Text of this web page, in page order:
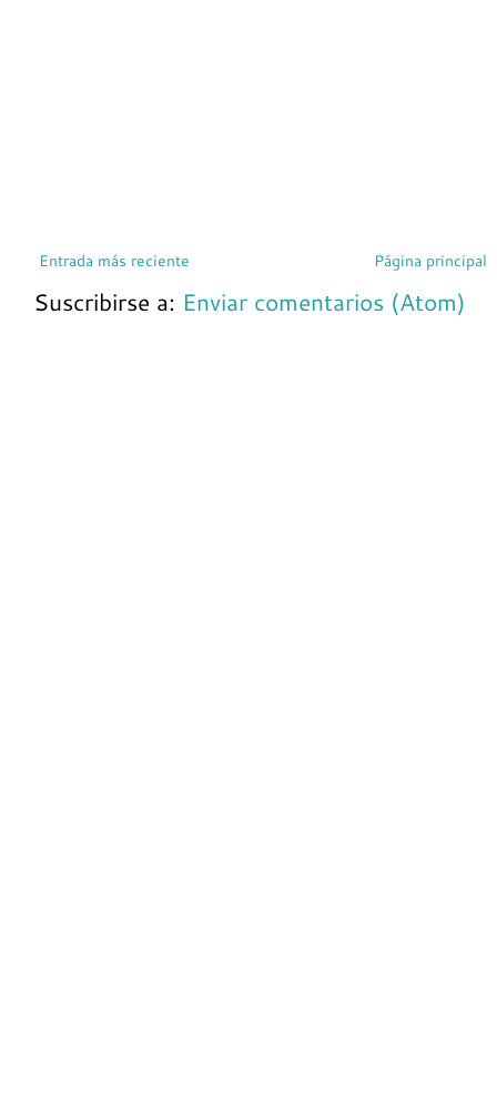
Entrada más reciente Página principal
Suscribirse a: Enviar comentarios (Atom)